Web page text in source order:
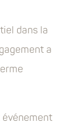
dans la
a
événement